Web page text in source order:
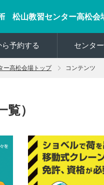
松山教習センター高松会
ら予約する センタ
ー高松会場トップ コンテンツ
覧）